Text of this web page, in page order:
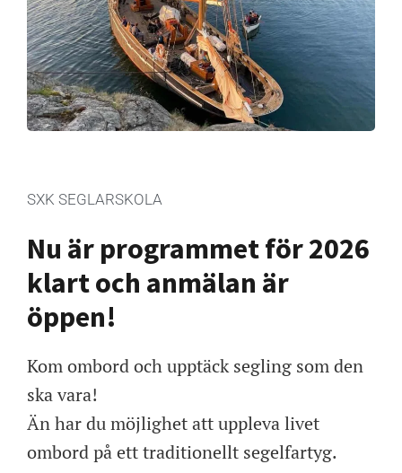
SXK SEGLARSKOLA
Nu är programmet för 2026
klart och anmälan är
öppen!
Kom ombord och upptäck segling som den
ska vara!
Än har du möjlighet att uppleva livet
ombord på ett traditionellt segelfartyg.